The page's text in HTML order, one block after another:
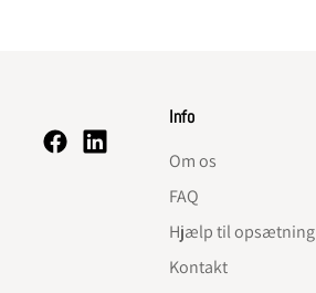
Info
Om os
FAQ
Hjælp til opsætning
Kontakt